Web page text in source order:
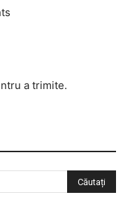
a trimite.